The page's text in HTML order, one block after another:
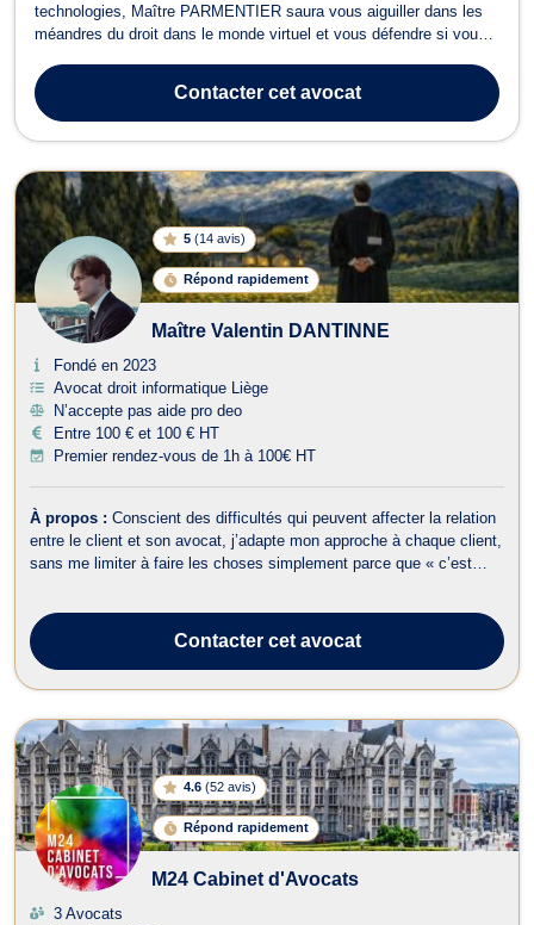
technologies, Maître PARMENTIER saura vous aiguiller dans les
méandres du droit dans le monde virtuel et vous défendre si vous
Contactercet avocat
5 (14 avis)
Répond rapidement
Maître Valentin DANTINNE
Fondé en 2023
Avocat droit informatique Liège
N’accepte pas aide pro deo
Entre 100 € et 100 € HT
Premier rendez-vous de 1h à 100€ HT
À propos : Conscient des difficultés qui peuvent affecter la relation
entre le client et son avocat, j’adapte mon approche à chaque client,
sans me limiter à faire les choses simplement parce que « c’est
Contactercet avocat
4.6 (52 avis)
Répond rapidement
M24 Cabinet d'Avocats
3 Avocats